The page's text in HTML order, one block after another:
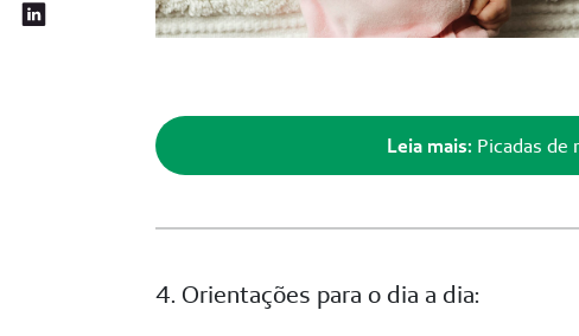
Leia mais: Picadas de
4. Orientações para o dia a dia: